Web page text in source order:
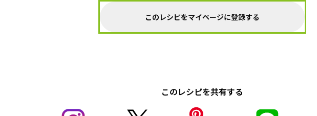
このレシピをマイページに登録する
このレシピを共有する